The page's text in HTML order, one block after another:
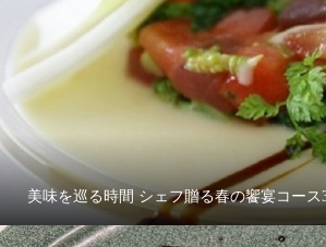
美味を巡る時間 シェフ贈る春の饗宴コース